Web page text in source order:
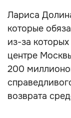
Лариса
которые
из-за
центре
200
возврата